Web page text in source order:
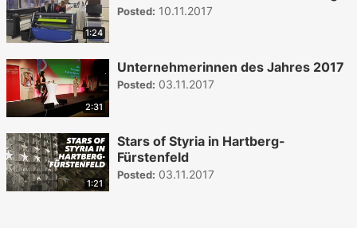
1:24
Posted: 10.11.2017
2:31
Unternehmerinnen des Jahres 2017
Posted: 03.11.2017
1:21
Stars of Styria in Hartberg-
Fürstenfeld
Posted: 03.11.2017